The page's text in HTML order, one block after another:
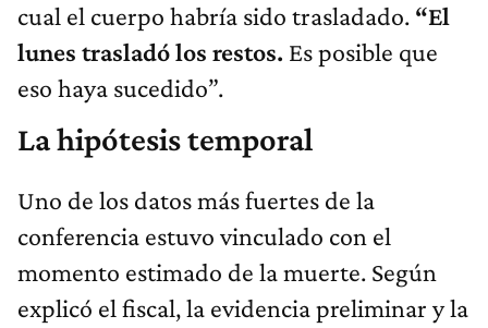
cual el cuerpo habría sido trasladado. “El
lunes trasladó los restos. Es posible que
eso haya sucedido”.
La hipótesis temporal
Uno de los datos más fuertes de la
conferencia estuvo vinculado con el
momento estimado de la muerte. Según
explicó el fiscal, la evidencia preliminar y la